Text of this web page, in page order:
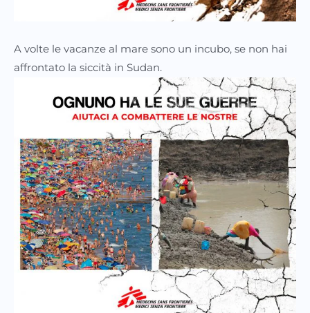
A volte le vacanze al mare sono un incubo, se non hai
affrontato la siccità in Sudan.